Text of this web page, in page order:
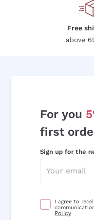
Free
above
For you
first
Sign up for the
I agree to
Policy